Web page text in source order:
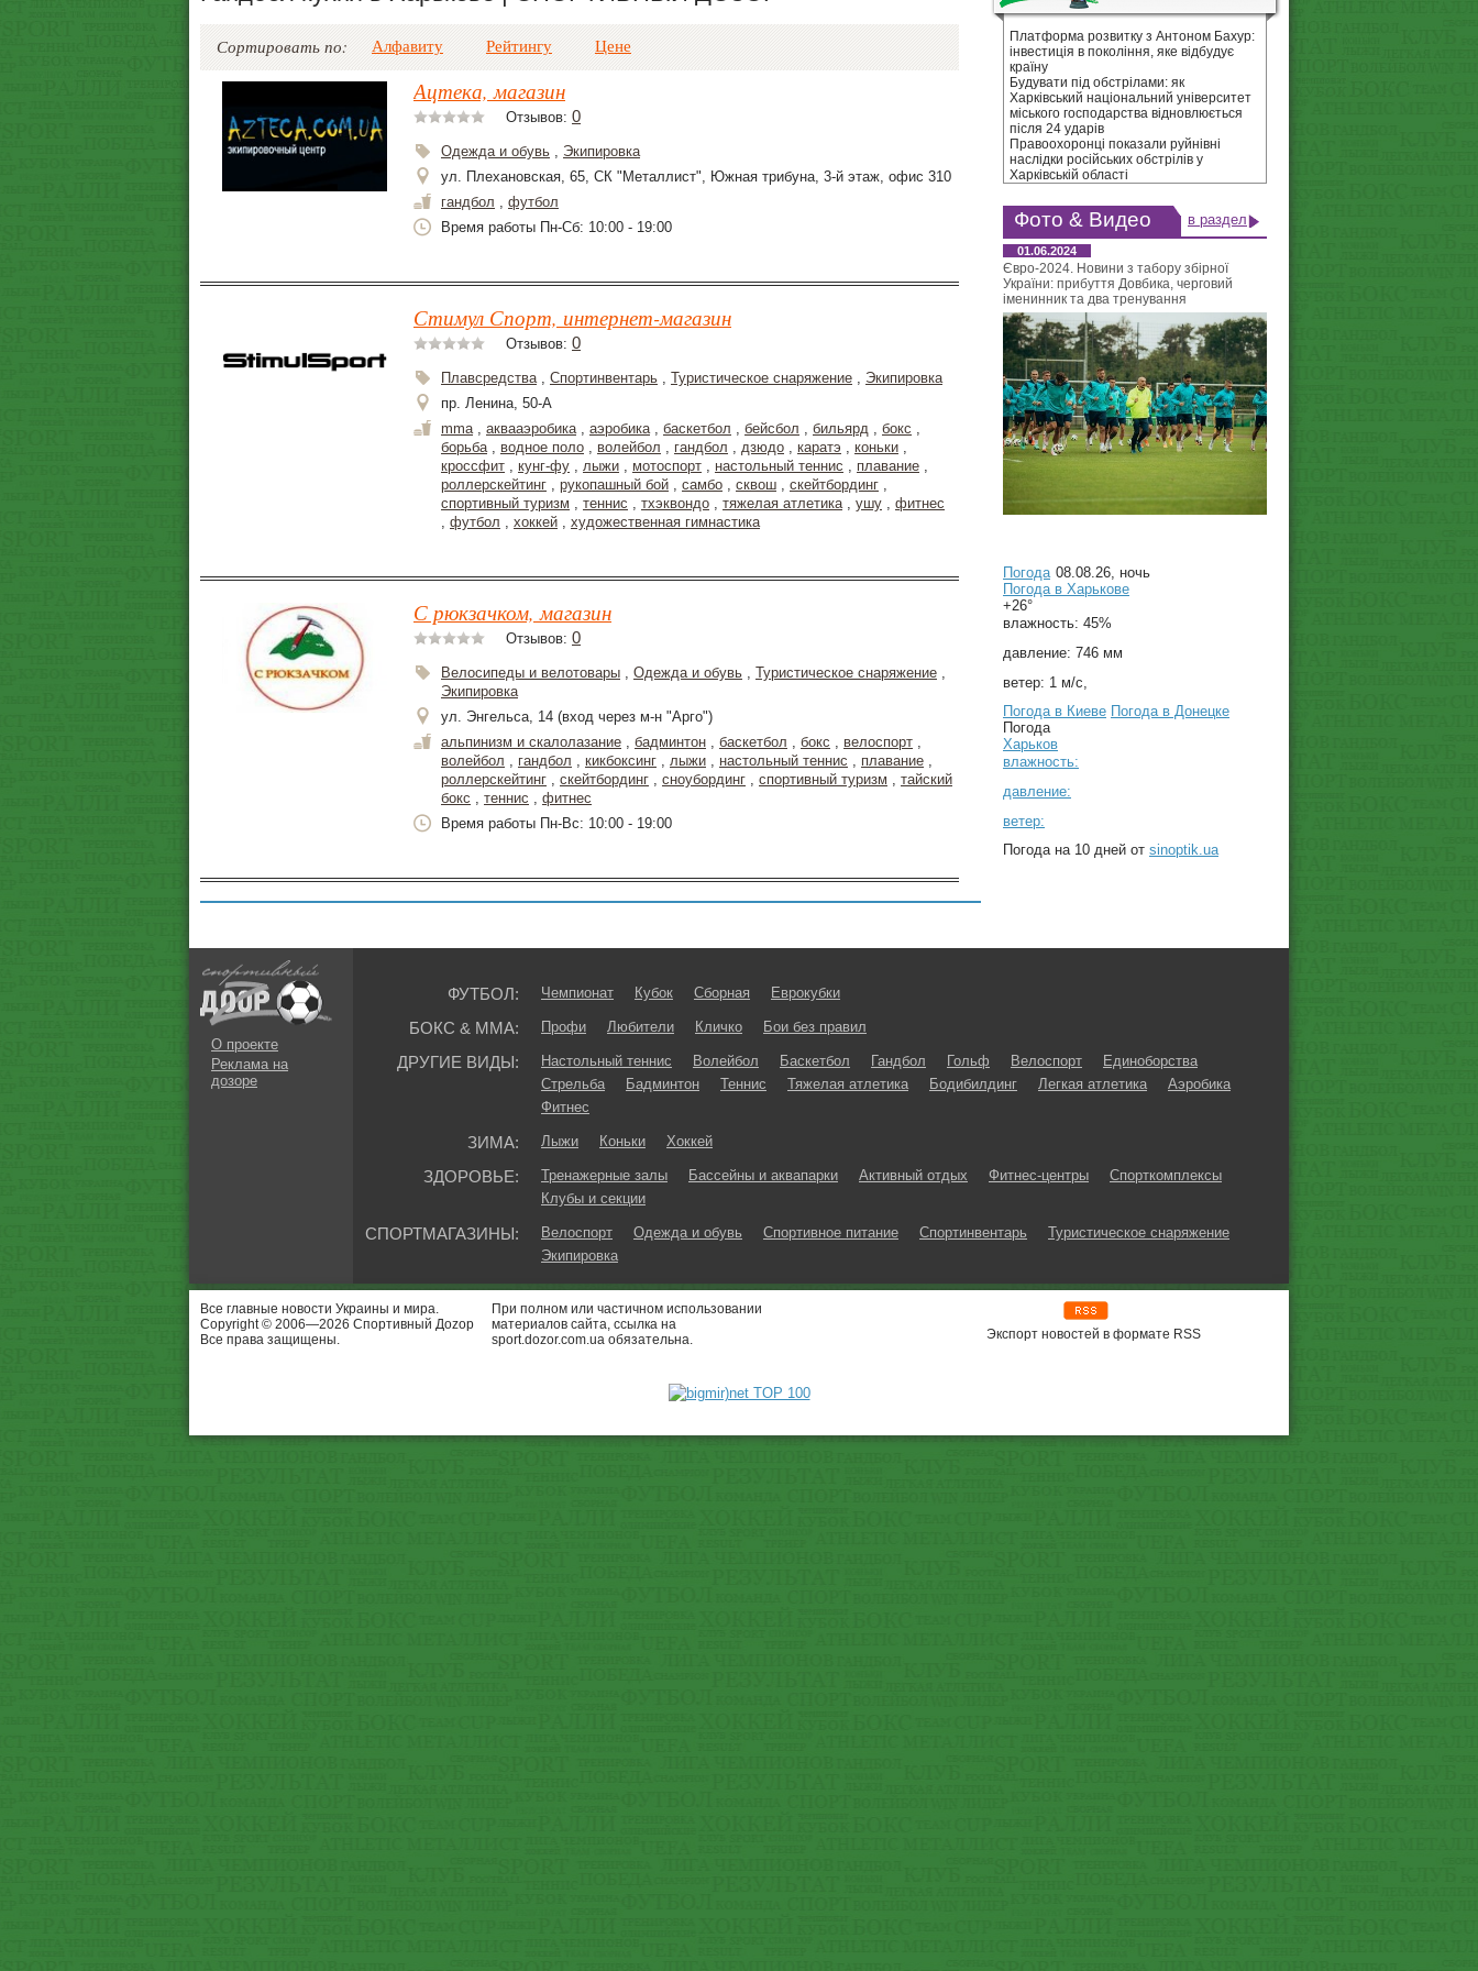
Сортировать по: Алфавиту Рейтингу Цене
Ацтека, магазин
Отзывов: 0
Одежда и обувь , Экипировка
ул. Плехановская, 65, СК "Металлист", Южная трибуна, 3-й этаж, офис 310
гандбол , футбол
Время работы Пн-Сб: 10:00 - 19:00
Стимул Спорт, интернет-магазин
Отзывов: 0
Плавсредства, Спортинвентарь , Туристическое снаряжение , Экипировка
пр. Ленина, 50-А
mma, аквааэробика, аэробика, баскетбол , бейсбол , бильярд , бокс ,
борьба, водное поло , волейбол , гандбол , дзюдо , каратэ , коньки ,
кроссфит , кунг-фу , лыжи , мотоспорт , настольный теннис , плавание ,
роллерскейтинг , рукопашный бой , самбо , сквош , скейтбординг ,
спортивный туризм , теннис , тхэквондо , тяжелая атлетика, ушу , фитнес
, футбол , хоккей , художественная гимнастика
С рюкзачком, магазин
Отзывов: 0
Велосипеды и велотовары , Одежда и обувь , Туристическое снаряжение ,
Экипировка
ул. Энгельса, 14 (вход через м-н "Арго")
альпинизм и скалолазание , бадминтон , баскетбол , бокс , велоспорт ,
волейбол , гандбол , кикбоксинг , лыжи , настольный теннис , плавание ,
роллерскейтинг , скейтбординг , сноубординг , спортивный туризм , тайский
бокс , теннис , фитнес
Время работы Пн-Вс: 10:00 - 19:00
Платформа розвитку з Антоном Бахур:
інвестиція в покоління, яке відбудує
країну
Будувати під обстрілами: як
Харківський національний університет
міського господарства відновлюється
після 24 ударів
Правоохоронці показали руйнівні
наслідки російських обстрілів у
Харківській області
Фото & Видео в раздел
01.06.2024
Євро-2024. Новини з табору збірної
України: прибуття Довбика, черговий
іменинник та два тренування
Погода 08.08.26, ночь
Погода в Харькове
+26°
влажность: 45%
давление: 746 мм
ветер: 1 м/с,
Погода в Киеве Погода в Донецке
Погода
Харьков
влажность:
давление:
ветер:
Погода на 10 дней от sinoptik.ua
О проекте
Реклама на
дозоре
ФУТБОЛ: Чемпионат Кубок Сборная Еврокубки
БОКС & ММА: Профи Любители Кличко Бои без правил
ДРУГИЕ ВИДЫ: Настольный теннис Волейбол Баскетбол Гандбол Гольф Велоспорт
Единоборства
Стрельба
Бадминтон Теннис Тяжелая атлетика Бодибилдинг Легкая атлетика
Аэробика
Фитнес
ЗИМА: Лыжи Коньки Хоккей
ЗДОРОВЬЕ: Тренажерные залы Бассейны и аквапарки Активный отдых Фитнес-центры
Спорткомплексы
Клубы и секции
СПОРТМАГАЗИНЫ: Велоспорт Одежда и обувь Спортивное питание Спортинвентарь
Туристическое снаряжение
Экипировка
Все главные новости Украины и мира.
Copyright © 2006—2026 Спортивный Доzор
Все права защищены.
При полном или частичном использовании
материалов сайта, ссылка на
sport.dozor.com.ua обязательна.
Экспорт новостей в формате RSS